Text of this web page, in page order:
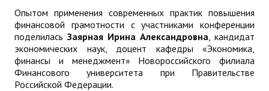
Опытом применения современных практик повышения
финансовой грамотности с участниками конференции
поделилась Заярная Ирина Александровна , кандидат
экономических наук, доцент кафедры «Экономика,
финансы и менеджмент» Новороссийского филиала
Финансового университета при Правительстве
Российской Федерации.